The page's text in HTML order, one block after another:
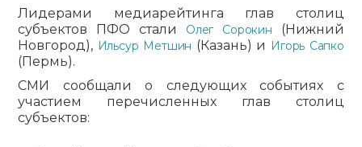
Лидерами медиарейтинга глав столиц
субъектов ПФО стали Олег Сорокин (Нижний
Новгород), Ильсур Метшин (Казань) и Игорь Сапко
(Пермь).
СМИ сообщали о следующих событиях с
участием перечисленных глав столиц
субъектов: